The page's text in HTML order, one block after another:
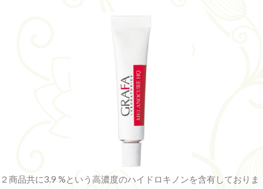
２商品共に3.9 %という高濃度のハイドロキノンを含有しておりま